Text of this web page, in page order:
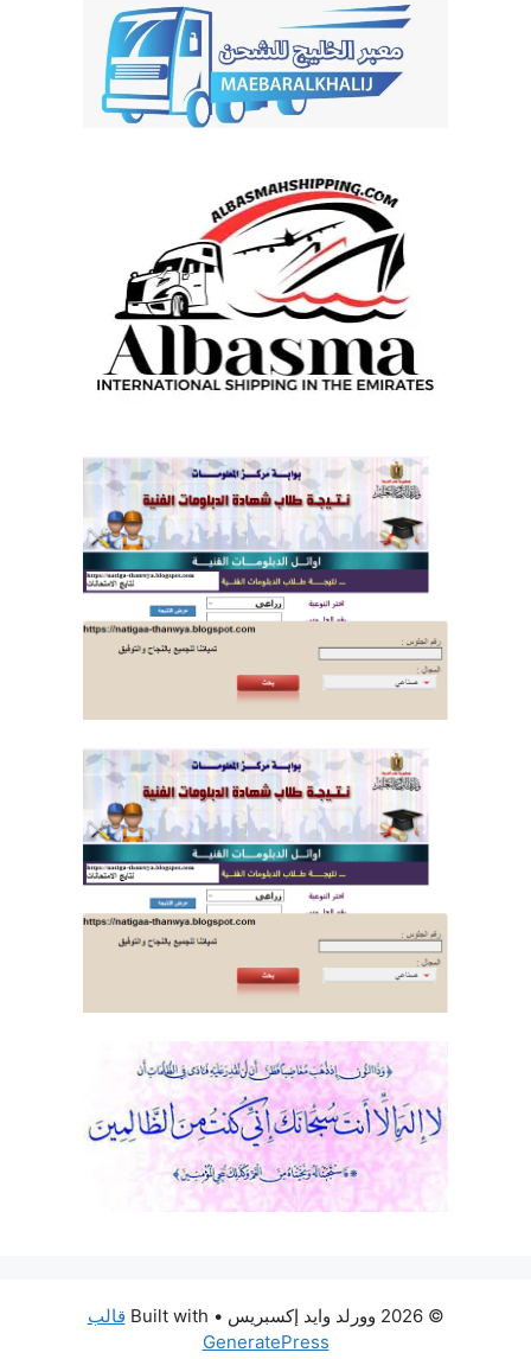
© 2026 وورلد وايد إكسبريس • Built with
قالب
GeneratePress